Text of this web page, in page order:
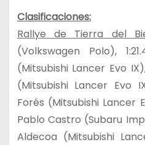
Clasificaciones:
Rallye de Tierra del
(Volkswagen Polo),
(Mitsubishi Lancer Evo
(Mitsubishi Lancer Evo
Forés (Mitsubishi Lancer
Pablo Castro (Subaru
Aldecoa (Mitsubishi